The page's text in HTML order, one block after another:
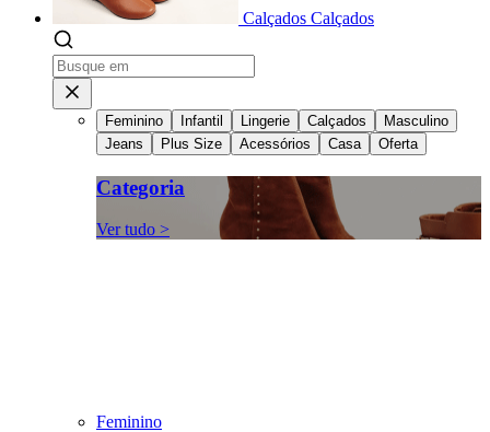
Calçados Calçados
Feminino Infantil Lingerie Calçados
Masculino
Jeans
Plus Size Acessórios Casa Oferta
Categoria
Ver tudo >
Feminino